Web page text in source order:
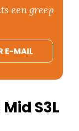
een greep
E-MAIL
S3L